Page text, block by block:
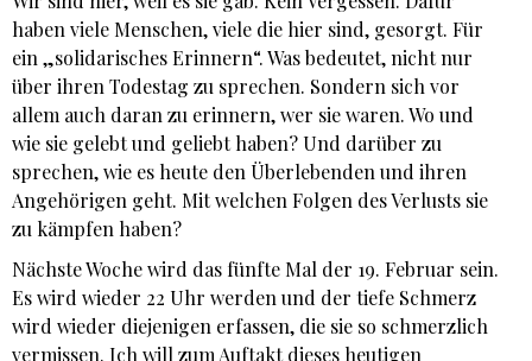
haben viele Menschen, viele die hier sind, gesorgt. Für
ein „solidarisches Erinnern“. Was bedeutet, nicht nur
über ihren Todestag zu sprechen. Sondern sich vor
allem auch daran zu erinnern, wer sie waren. Wo und
wie sie gelebt und geliebt haben? Und darüber zu
sprechen, wie es heute den Überlebenden und ihren
Angehörigen geht. Mit welchen Folgen des Verlusts sie
zu kämpfen haben?
Nächste Woche wird das fünfte Mal der 19. Februar sein.
Es wird wieder 22 Uhr werden und der tiefe Schmerz
wird wieder diejenigen erfassen, die sie so schmerzlich
vermissen. Ich will zum Auftakt dieses heutigen